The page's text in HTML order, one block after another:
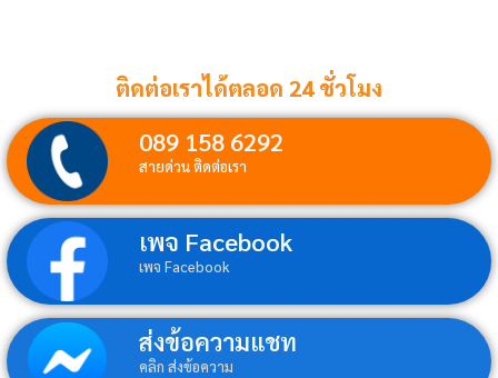
ติดต่อเราได้ตลอด 24 ชั่วโมง
089 158 6292
สายด่วน ติดต่อเรา
เพจ Facebook
เพจ Facebook
ส่งข้อความแชท
คลิก ส่งข้อความ